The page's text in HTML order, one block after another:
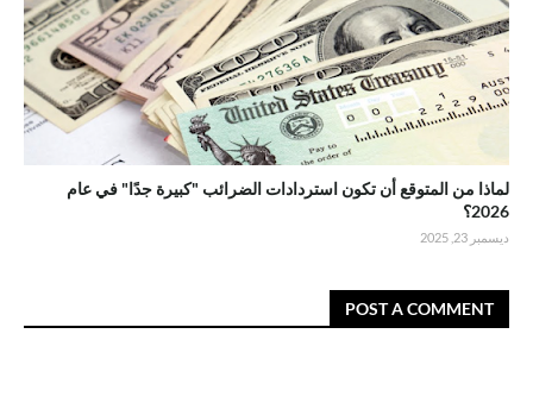
لماذا من المتوقع أن تكون استردادات الضرائب "كبيرة جدًا" في عام
2026؟
ديسمبر 23, 2025
POST A COMMENT